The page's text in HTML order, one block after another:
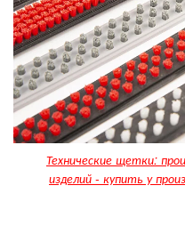
Технические щетки:
изделий - купить у